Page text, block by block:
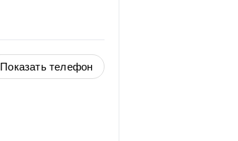
Показать телефон